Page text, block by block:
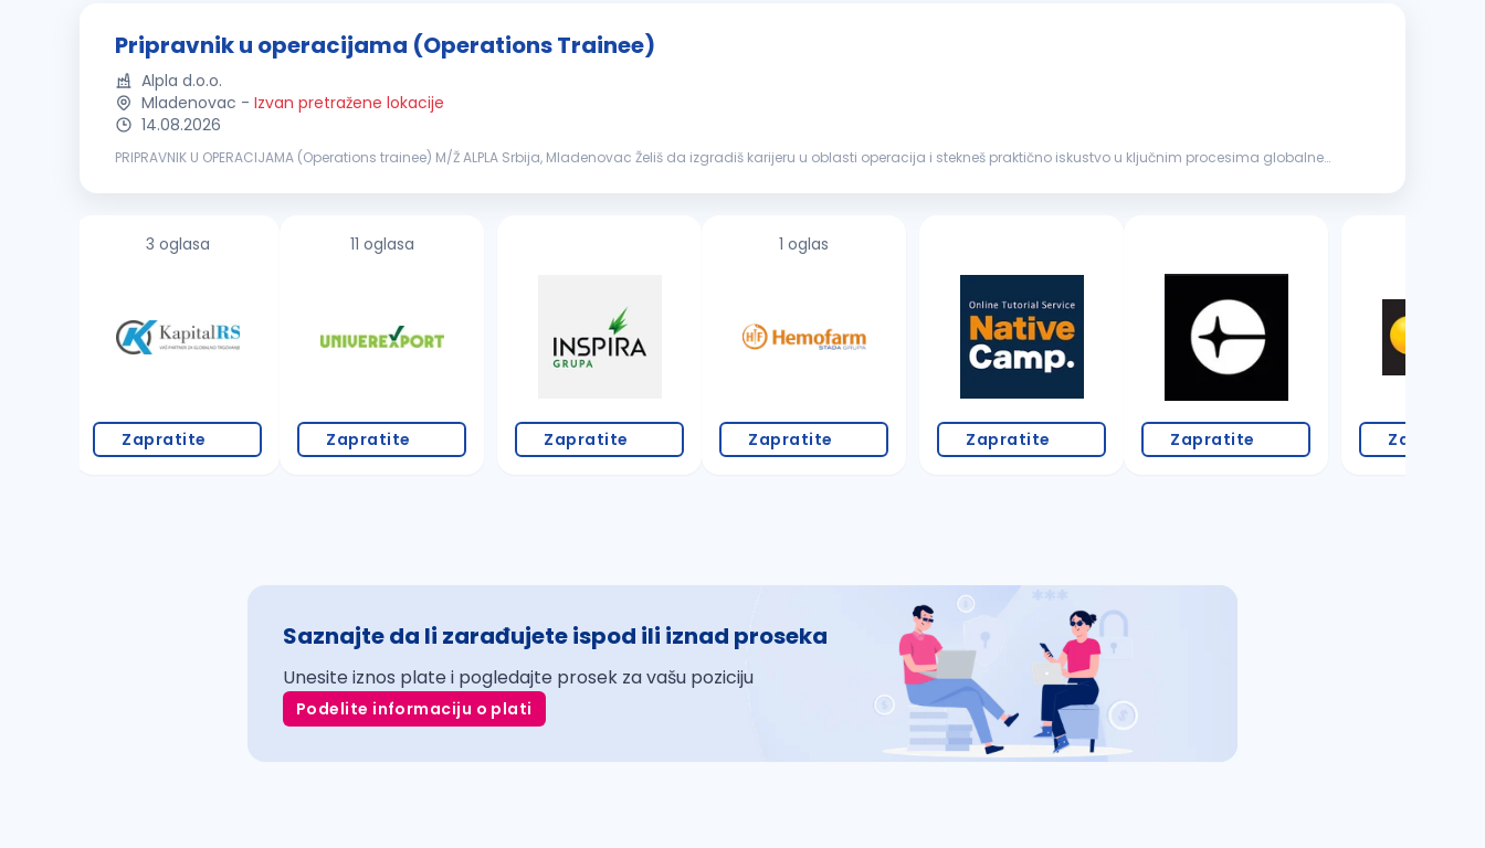
Pripravnik u operacijama (Operations Trainee)
Alpla d.o.o.
Mladenovac - Izvan pretražene lokacije
14.08.2026
PRIPRAVNIK U OPERACIJAMA (Operations trainee) M/Ž ALPLA Srbija, Mladenovac Želiš da izgradiš karijeru u oblasti operacija i stekneš praktično iskustvo u ključnim procesima globalne
3 oglasa
Zapratite
11 oglasa
Zapratite Zapratite
1 oglas
Zapratite Zapratite Zapratite Zapratite
Saznajte da li zarađujete ispod ili iznad proseka
Unesite iznos plate i pogledajte prosek za vašu poziciju
Podelite informaciju o plati